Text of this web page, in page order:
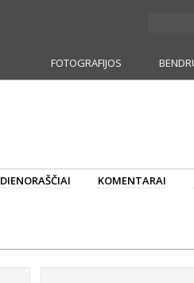
FOTOGRAFIJOS
DIENORAŠČIAI KOMENTARAI